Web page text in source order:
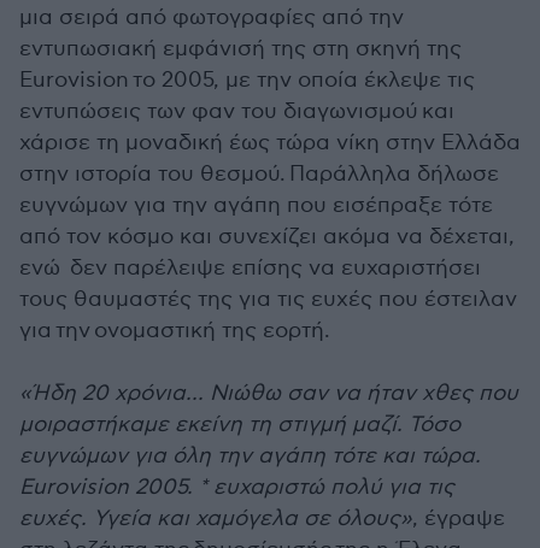
μια σειρά από φωτογραφίες από την
εντυπωσιακή εμφάνισή της στη σκηνή της
Eurovision το 2005, με την οποία έκλεψε τις
εντυπώσεις των φαν του διαγωνισμού και
χάρισε τη μοναδική έως τώρα νίκη στην Ελλάδα
στην ιστορία του θεσμού. Παράλληλα δήλωσε
ευγνώμων για την αγάπη που εισέπραξε τότε
από τον κόσμο και συνεχίζει ακόμα να δέχεται,
ενώ δεν παρέλειψε επίσης να ευχαριστήσει
τους θαυμαστές της για τις ευχές που έστειλαν
για την ονομαστική της εορτή.
«Ήδη 20 χρόνια... Νιώθω σαν να ήταν χθες που
μοιραστήκαμε εκείνη τη στιγμή μαζί. Τόσο
ευγνώμων για όλη την αγάπη τότε και τώρα.
Eurovision 2005. * ευχαριστώ πολύ για τις
ευχές. Υγεία και χαμόγελα σε όλους», έγραψε